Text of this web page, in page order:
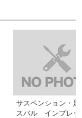
スバル インプレ